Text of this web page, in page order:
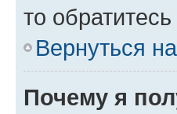
то
Вернуться
Почему я